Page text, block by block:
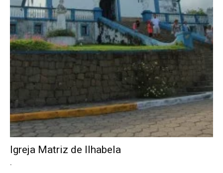
Igreja Matriz de Ilhabela
.